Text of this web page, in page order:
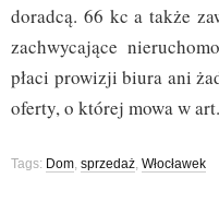
doradcą. 66 kc a także
zachwycające
płaci prowizji biura ani
oferty, o której mowa w art.
Tags: Dom, sprzedaż, Włocławek